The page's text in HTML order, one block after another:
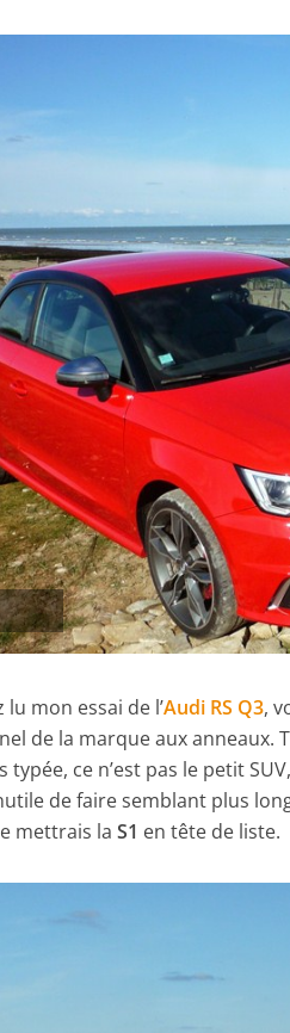
lu mon essai de l’Audi RS Q3,
de la marque aux anneaux.
typée, ce n’est pas le petit
de faire semblant plus
mettrais laS1 en tête de liste.